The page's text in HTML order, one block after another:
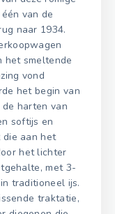
van de
naar 1934.
het smeltende
vond
het begin van
harten van
softijs en
die aan het
het lichter
met 3-
traditioneel ijs.
traktatie,